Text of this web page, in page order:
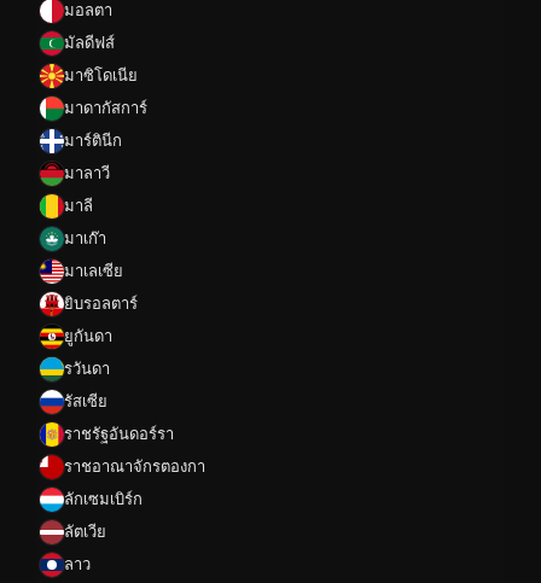
มอลตา
มัลดีฟส์
มาซิโดเนีย
มาดากัสการ์
มาร์ตินีก
มาลาวี
มาลี
มาเก๊า
มาเลเซีย
ยิบรอลตาร์
ยูกันดา
รวันดา
รัสเซีย
ราชรัฐอันดอร์รา
ราชอาณาจักรตองกา
ลักเซมเบิร์ก
ลัตเวีย
ลาว